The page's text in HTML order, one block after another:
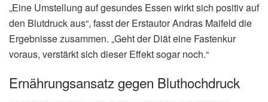
„Eine Umstellung auf gesundes Essen wirkt sich positiv auf
den Blutdruck aus“, fasst der Erstautor Andras Maifeld die
Ergebnisse zusammen. „Geht der Diät eine Fastenkur
voraus, verstärkt sich dieser Effekt sogar noch.“
Ernährungsansatz gegen Bluthochdruck